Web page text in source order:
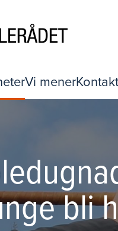
Vi mener
bli